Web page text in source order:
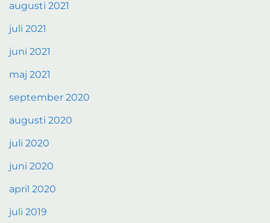
augusti 2021
juli 2021
juni 2021
maj 2021
september 2020
augusti 2020
juli 2020
juni 2020
april 2020
juli 2019